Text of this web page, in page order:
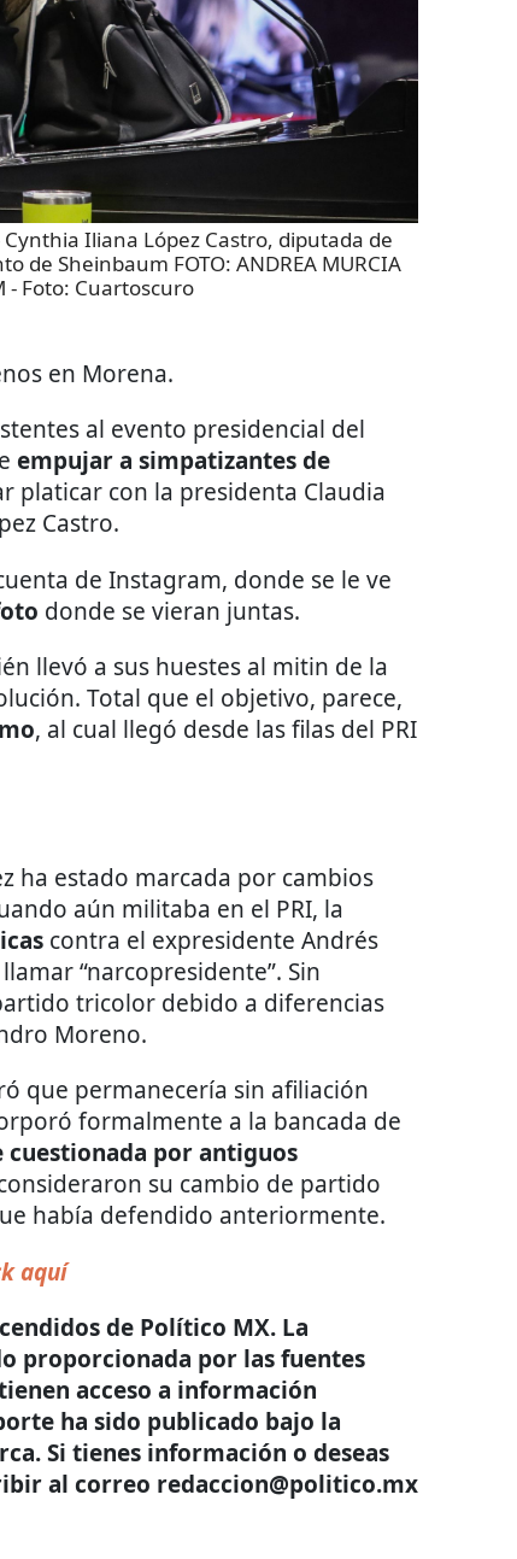
Cynthia Iliana López Castro, diputada de
Sheinbaum FOTO: ANDREA MURCIA
- Foto: Cuartoscuro
en Morena.
al evento presidencial del
empujar a simpatizantes de
platicar con la presidenta Claudia
Castro.
de Instagram, donde se le ve
donde se vieran juntas.
llevó a sus huestes al mitin de la
Total que el objetivo, parece,
, al cual llegó desde las filas del PRI
ha estado marcada por cambios
aún militaba en el PRI, la
contra el expresidente Andrés
“narcopresidente”. Sin
tricolor debido a diferencias
Moreno.
que permanecería sin afiliación
formalmente a la bancada de
cuestionada por antiguos
su cambio de partido
había defendido anteriormente.
aquí
de Político MX. La
proporcionada por las fuentes
acceso a información
ha sido publicado bajo la
Si tienes información o deseas
al correo redaccion@politico.mx